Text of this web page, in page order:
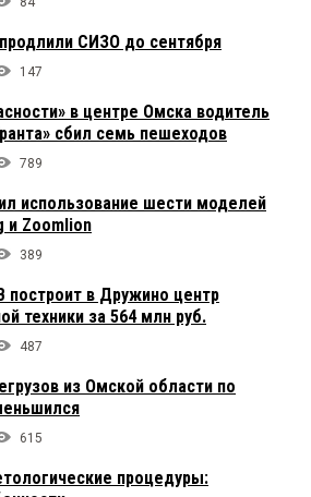
СИЗО до сентября
147
в центре Омска водитель
сбил семь пешеходов
789
использование шести моделей
и Zoomlion
389
построит в Дружино центр
техники за 564 млн руб.
487
из Омской области по
615
процедуры: